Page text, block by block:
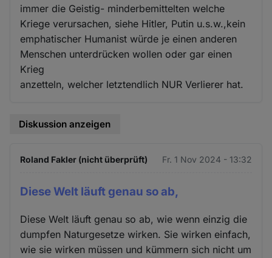
immer die Geistig- minderbemittelten welche
Kriege verursachen, siehe Hitler, Putin u.s.w.,kein
emphatischer Humanist würde je einen anderen
Menschen unterdrücken wollen oder gar einen
Krieg
anzetteln, welcher letztendlich NUR Verlierer hat.
Diskussion anzeigen
Roland Fakler (nicht überprüft) Fr. 1 Nov 2024 - 13:32
Diese Welt läuft genau so ab,
Diese Welt läuft genau so ab, wie wenn einzig die
dumpfen Naturgesetze wirken. Sie wirken einfach,
wie sie wirken müssen und kümmern sich nicht um